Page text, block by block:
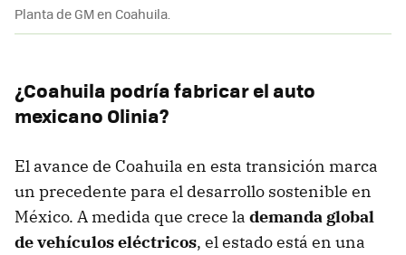
Planta de GM en Coahuila.
¿Coahuila podría fabricar el auto
mexicano Olinia?
El avance de Coahuila en esta transición marca
un precedente para el desarrollo sostenible en
México. A medida que crece la demanda global
de vehículos eléctricos, el estado está en una